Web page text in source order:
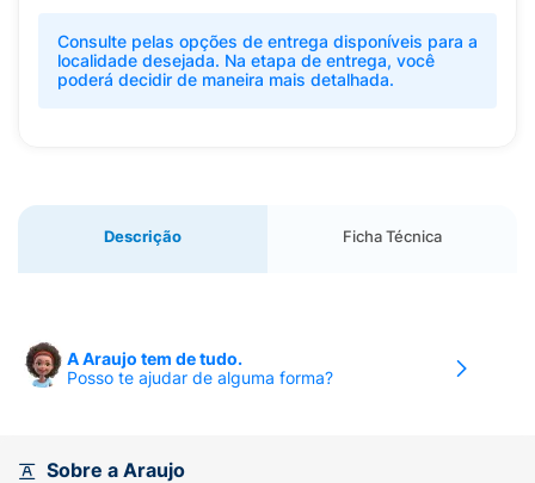
Consulte pelas opções de entrega disponíveis para a
localidade desejada. Na etapa de entrega, você
poderá decidir de maneira mais detalhada.
Descrição Ficha Técnica
A Araujo tem de tudo.
Posso te ajudar de alguma forma?
Sobre a Araujo